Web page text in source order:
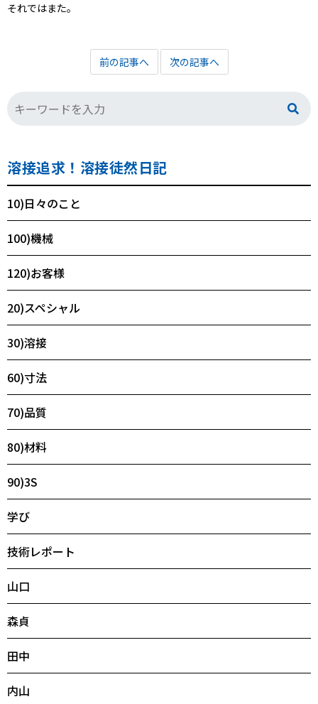
それではまた。
前の記事へ 次の記事へ
溶接追求！溶接徒然日記
10)日々のこと
100)機械
120)お客様
20)スペシャル
30)溶接
60)寸法
70)品質
80)材料
90)3S
学び
技術レポート
山口
森貞
田中
内山